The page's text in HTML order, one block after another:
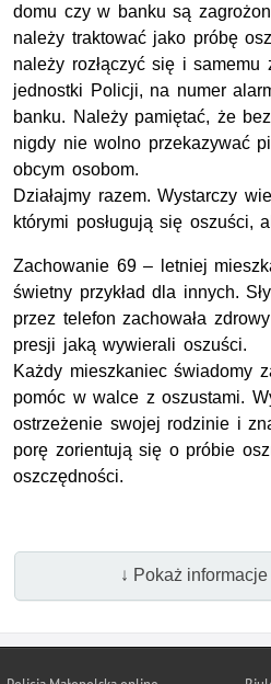
domu czy w banku są
należy traktować jako próbę
należy rozłączyć się i
jednostki Policji, na numer
banku. Należy pamiętać, że
nigdy nie wolno przekazywać
obcym osobom.
Działajmy razem. Wystarczy
którymi posługują się oszuści,
Zachowanie 69 – letniej
świetny przykład dla innych.
przez telefon zachowała
presji jaką wywierali oszuści.
Każdy mieszkaniec świadomy
pomóc w walce z oszustami.
ostrzeżenie swojej rodzinie i
porę zorientują się o próbie
oszczędności.
↓ Pokaż